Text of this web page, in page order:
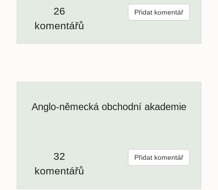
26
komentářů
Přidat komentář
Anglo-německá obchodní akademie
32
komentářů
Přidat komentář